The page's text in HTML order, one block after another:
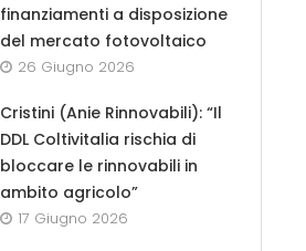
finanziamenti a disposizione
del mercato fotovoltaico
26 Giugno 2026
Cristini (Anie Rinnovabili): “Il
DDL Coltivitalia rischia di
bloccare le rinnovabili in
ambito agricolo”
17 Giugno 2026